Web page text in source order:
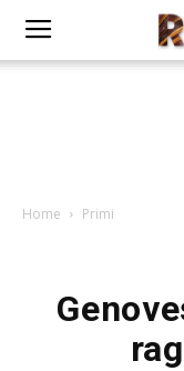
Home Primi